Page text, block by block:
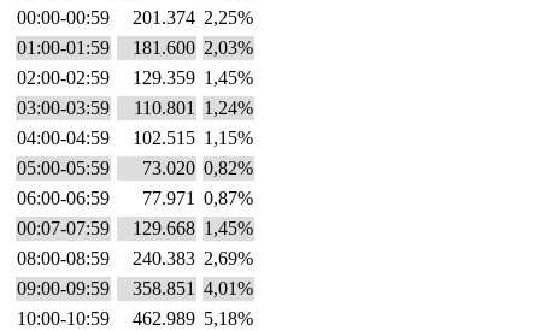
00:00-00:59
201.374 2,25%
01:00-01:59
181.600 2,03%
02:00-02:59
129.359 1,45%
03:00-03:59
110.801 1,24%
04:00-04:59
102.515 1,15%
05:00-05:59
73.020 0,82%
06:00-06:59
77.971 0,87%
00:07-07:59
129.668 1,45%
08:00-08:59
240.383 2,69%
09:00-09:59
358.851 4,01%
10:00-10:59
462.989 5,18%